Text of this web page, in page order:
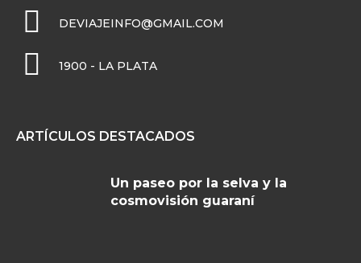
DEVIAJEINFO@GMAIL.COM
1900 - LA PLATA
ARTÍCULOS DESTACADOS
Un paseo por la selva y la
cosmovisión guaraní